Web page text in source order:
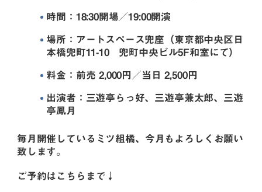
時間：18:30開場／19:00開演
場所：アートスペース兜座（東京都中央区日
本橋兜町11-10 兜町中央ビル5F和室にて）
料金：前売 2,000円／当日 2,500円
出演者：三遊亭らっ好、三遊亭兼太郎、三遊
亭鳳月
毎月開催しているミツ組橘、今月もよろしくお願い
致します。
ご予約はこちらまで↓